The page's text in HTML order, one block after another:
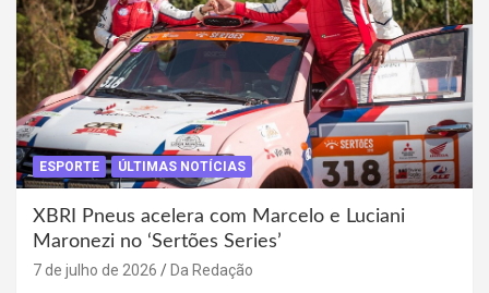
ESPORTE ÚLTIMAS NOTÍCIAS
XBRI Pneus acelera com Marcelo e Luciani
Maronezi no ‘Sertões Series’
7 de julho de 2026 Da Redação